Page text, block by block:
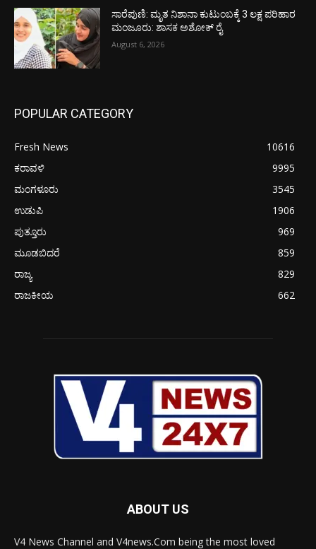
ಸಾರೆಪುಣಿ: ಮೃತ ನಿಶಾನಾ ಕುಟುಂಬಕ್ಕೆ 3 ಲಕ್ಷ ಪರಿಹಾರ
ಮಂಜೂರು: ಶಾಸಕ ಅಶೋಕ್ ರೈ
August 6, 2026
POPULAR CATEGORY
Fresh News
10616
ಕರಾವಳಿ
9995
ಮಂಗಳೂರು
3545
ಉಡುಪಿ
1906
ಪುತ್ತೂರು
969
ಮೂಡಬಿದರೆ
859
ರಾಜ್ಯ
829
ರಾಜಕೀಯ
662
ABOUT US
V4 News Channel and V4news.Com being the most loved